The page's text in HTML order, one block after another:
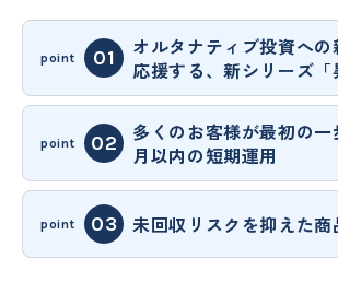
オルタナティブ投資への
応援する、新シリーズ
多くのお客様が最初の一
月以内の短期運用
未回収リスクを抑えた商